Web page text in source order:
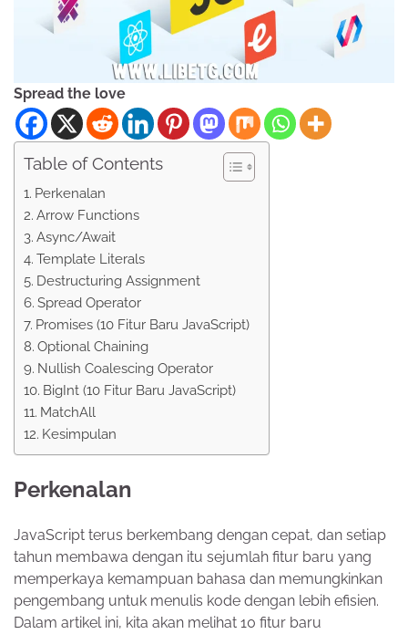
Spread the love
Table of Contents
Perkenalan
Arrow Functions
Async/Await
Template Literals
Destructuring Assignment
Spread Operator
Promises (10 Fitur Baru JavaScript)
Optional Chaining
Nullish Coalescing Operator
BigInt (10 Fitur Baru JavaScript)
MatchAll
Kesimpulan
Perkenalan
JavaScript terus berkembang dengan cepat, dan setiap
tahun membawa dengan itu sejumlah fitur baru yang
memperkaya kemampuan bahasa dan memungkinkan
pengembang untuk menulis kode dengan lebih efisien.
Dalam artikel ini, kita akan melihat 10 fitur baru